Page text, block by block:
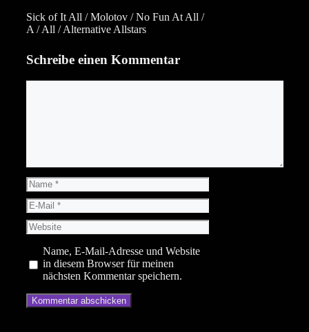
Sick of It All / Molotov / No Fun At All /
A / All / Alternative Allstars
Schreibe einen Kommentar
Name
E-
Mail
Website
Name, E-Mail-Adresse und Website
in diesem Browser für meinen
nächsten Kommentar speichern.